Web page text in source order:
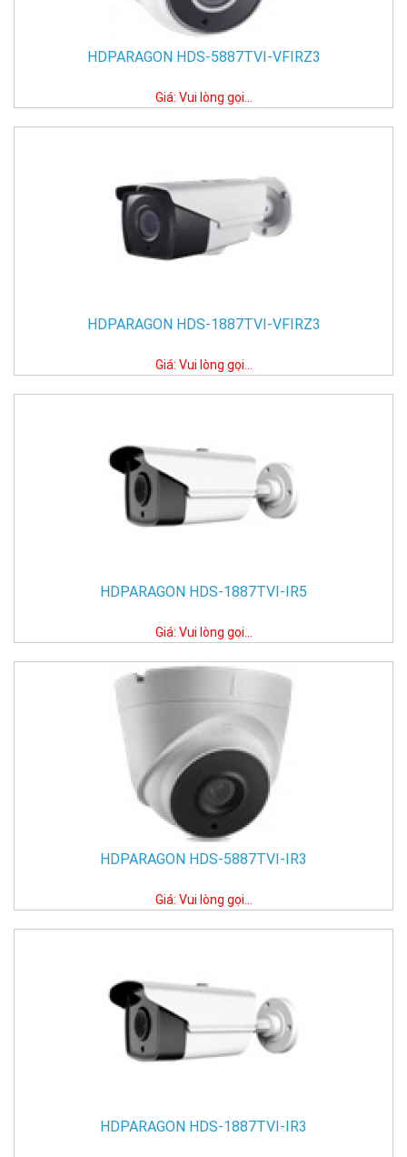
HDPARAGON HDS-5887TVI-VFIRZ3
Giá: Vui lòng gọi...
HDPARAGON HDS-1887TVI-VFIRZ3
Giá: Vui lòng gọi...
HDPARAGON HDS-1887TVI-IR5
Giá: Vui lòng gọi...
HDPARAGON HDS-5887TVI-IR3
Giá: Vui lòng gọi...
HDPARAGON HDS-1887TVI-IR3